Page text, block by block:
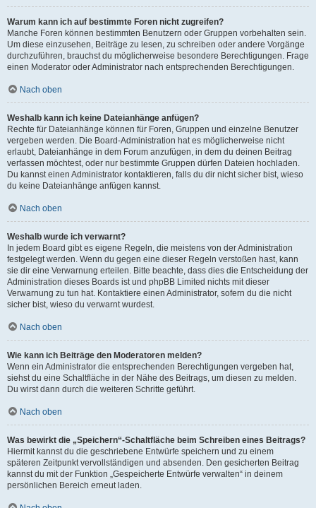
Warum kann ich auf bestimmte Foren nicht zugreifen?
Manche Foren können bestimmten Benutzern oder Gruppen vorbehalten sein.
Um diese einzusehen, Beiträge zu lesen, zu schreiben oder andere Vorgänge
durchzuführen, brauchst du möglicherweise besondere Berechtigungen. Frage
einen Moderator oder Administrator nach entsprechenden Berechtigungen.
Nach oben
Weshalb kann ich keine Dateianhänge anfügen?
Rechte für Dateianhänge können für Foren, Gruppen und einzelne Benutzer
vergeben werden. Die Board-Administration hat es möglicherweise nicht
erlaubt, Dateianhänge in dem Forum anzufügen, in dem du deinen Beitrag
verfassen möchtest, oder nur bestimmte Gruppen dürfen Dateien hochladen.
Du kannst einen Administrator kontaktieren, falls du dir nicht sicher bist, wieso
du keine Dateianhänge anfügen kannst.
Nach oben
Weshalb wurde ich verwarnt?
In jedem Board gibt es eigene Regeln, die meistens von der Administration
festgelegt werden. Wenn du gegen eine dieser Regeln verstoßen hast, kann
sie dir eine Verwarnung erteilen. Bitte beachte, dass dies die Entscheidung der
Administration dieses Boards ist und phpBB Limited nichts mit dieser
Verwarnung zu tun hat. Kontaktiere einen Administrator, sofern du die nicht
sicher bist, wieso du verwarnt wurdest.
Nach oben
Wie kann ich Beiträge den Moderatoren melden?
Wenn ein Administrator die entsprechenden Berechtigungen vergeben hat,
siehst du eine Schaltfläche in der Nähe des Beitrags, um diesen zu melden.
Du wirst dann durch die weiteren Schritte geführt.
Nach oben
Was bewirkt die „Speichern“-Schaltfläche beim Schreiben eines Beitrags?
Hiermit kannst du die geschriebene Entwürfe speichern und zu einem
späteren Zeitpunkt vervollständigen und absenden. Den gesicherten Beitrag
kannst du mit der Funktion „Gespeicherte Entwürfe verwalten“ in deinem
persönlichen Bereich erneut laden.